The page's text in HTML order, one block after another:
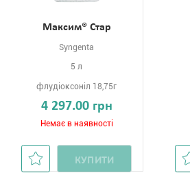
Максим® Стар
Syngenta
5 л
флудіоксоніл 18,75г
4 297.00 грн
Немає в наявності
КУПИТИ